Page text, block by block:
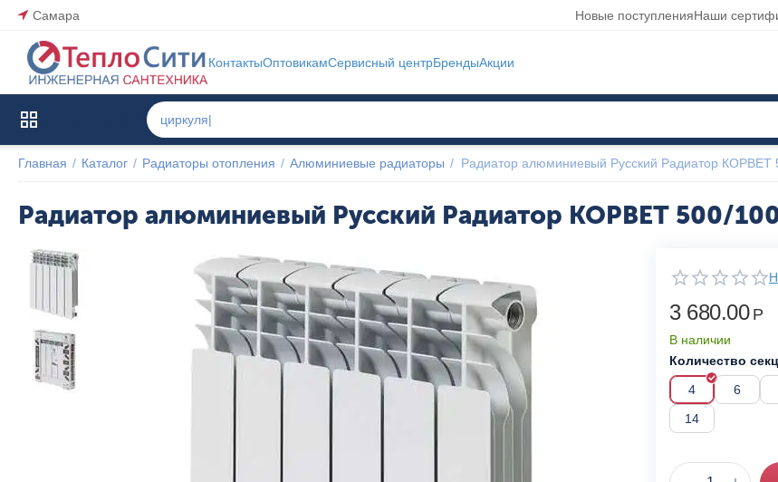
Самара Новые поступленияНаши
КонтактыОптовикамСервисный центрБрендыАкции
Главная / Каталог / Радиаторы отопления / Алюминиевые радиаторы / Радиатор алюминиевый Русский Радиатор КОРВЕТ
Радиатор алюминиевый Русский Радиатор КОРВЕТ 500/
ХИТ
3 680.00 Р
В наличии
Количество
4
6
14